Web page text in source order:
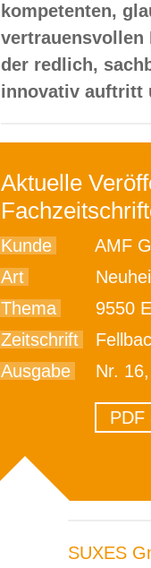
kompetenten,
vertrauensvollen
der redlich,
innovativ auftritt
Aktuelle
Kunde
AMF
Art
Thema
9550
Zeitschrift
Ausgabe
Nr.
PDF
SUXES